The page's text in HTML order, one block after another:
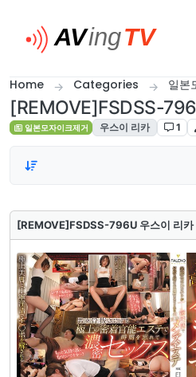
Home Categories 일본
[REMOVE]FSDSS-
일본모자이크제거 우스이 리카 1
[REMOVE]FSDSS-796U 우스이 리카